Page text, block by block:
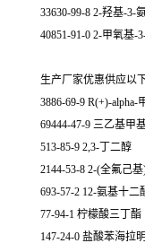
33630-99-8 2-羟基-3-
40851-91-0 2-甲氧基-
生产厂家优惠供应以
3886-69-9 R(+)-alpha-
69444-47-9 三乙基甲
513-85-9 2,3-丁二醇
2144-53-8 2-(全氟己
693-57-2 12-氨基十二
77-94-1 柠檬酸三丁酯
147-24-0 盐酸苯海拉明